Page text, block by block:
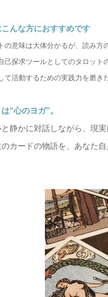
んな方におすすめです
意味は大体分かるが、読み方
探求ツールとしてのタロット
て活動するための実践力を磨き
“心のヨガ”。
静かに対話しながら、現実
カードの物語を、あなた